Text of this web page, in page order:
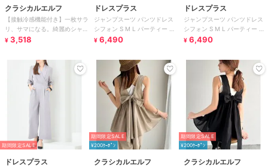
クラシカルエルフ
【接触冷感機能付き】一枚サラ
リ、サマになる。綺麗めシャー
リングリボンオールインワン
¥ 3,518
ドレスプラス
ジャンプスーツ パンツドレス
シフォン S M L パーティー 結
婚式
¥ 6,490
ドレスプラス
ジャンプスーツ パンツドレス
シフォン S M L パーティー 結
婚式
¥ 6,490
期間限定SALE
ドレスプラス
期間限定SALE
¥200ｸｰﾎﾟﾝ
クラシカルエルフ
期間限定SALE
¥200ｸｰﾎﾟﾝ
クラシカルエルフ